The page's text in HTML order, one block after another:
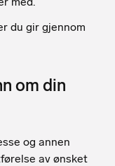
du gir gjennom
om din
og annen
av ønsket